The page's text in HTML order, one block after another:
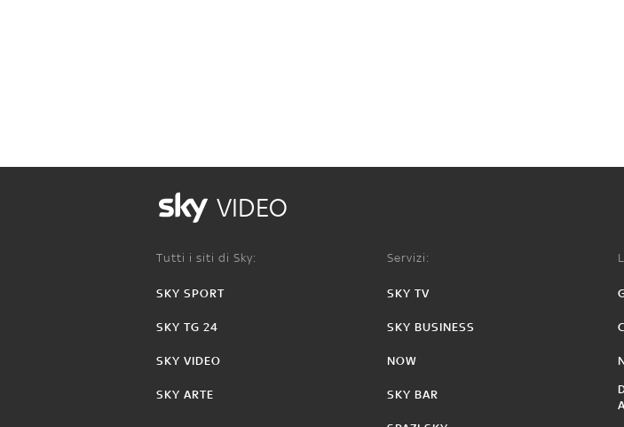
VIDEO
Tutti i siti di Sky:
SKY SPORT
SKY TG 24
SKY VIDEO
SKY ARTE
Servizi:
SKY TV
SKY BUSINESS
NOW
SKY BAR